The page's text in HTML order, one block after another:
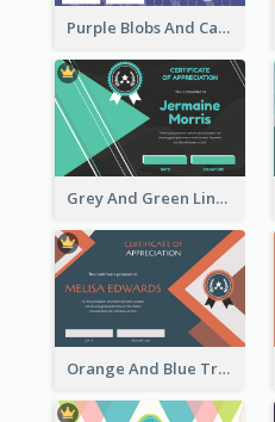
Purple Blobs And Cats Patterns Appreciation Certificate
Grey And Green Lines Patterns Certificate
Orange And Blue Triangle Patterns Appreciation Certificate